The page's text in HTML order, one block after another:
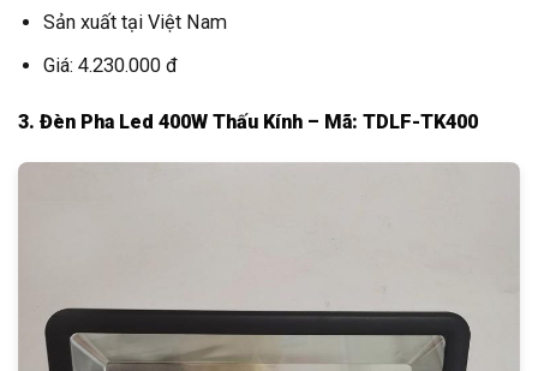
Sản xuất tại Việt Nam
Giá: 4.230.000 đ
3. Đèn Pha Led 400W Thấu Kính – Mã: TDLF-TK400